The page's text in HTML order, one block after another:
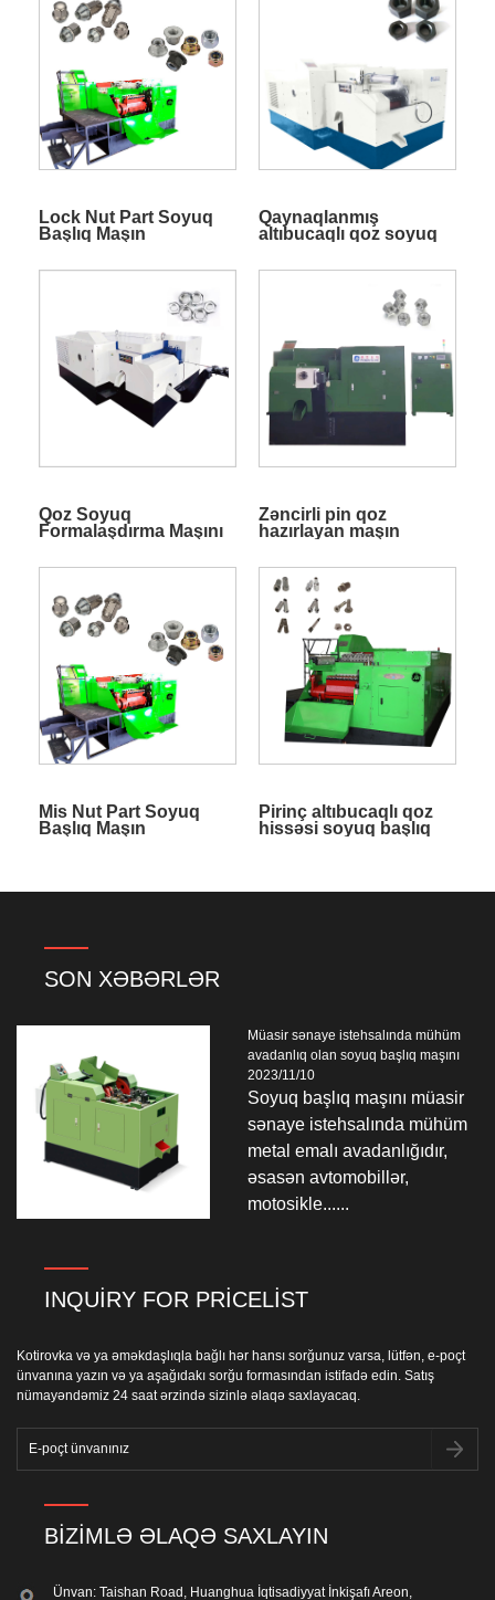
Lock Nut Part Soyuq
Başlıq Maşın
Qaynaqlanmış
altıbucaqlı qoz soyuq
Qoz Soyuq
Formalaşdırma Maşını
Zəncirli pin qoz
hazırlayan maşın
Mis Nut Part Soyuq
Başlıq Maşın
Pirinç altıbucaqlı qoz
hissəsi soyuq başlıq
SON XƏBƏRLƏR
Müasir sənaye istehsalında mühüm
avadanlıq olan soyuq başlıq maşını
2023/11/10
Soyuq başlıq maşını müasir
sənaye istehsalında mühüm
metal emalı avadanlığıdır,
əsasən avtomobillər,
motosikle......
INQUIRY FOR PRICELIST
Kotirovka və ya əməkdaşlıqla bağlı hər hansı sorğunuz varsa, lütfən, e-poçt
ünvanına yazın və ya aşağıdakı sorğu formasından istifadə edin. Satış
nümayəndəmiz 24 saat ərzində sizinlə əlaqə saxlayacaq.
BIZIMLƏ ƏLAQƏ SAXLAYIN
Ünvan: Taishan Road, Huanghua İqtisadiyyat İnkişafı Areon,